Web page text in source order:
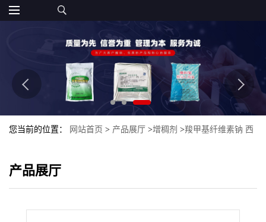
您当前的位置： 网站首页 > 产品展厅 >增稠剂 >羧甲基纤维素钠 西
产品展厅